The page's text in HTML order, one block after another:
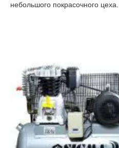
небольшого покрасочного цеха.